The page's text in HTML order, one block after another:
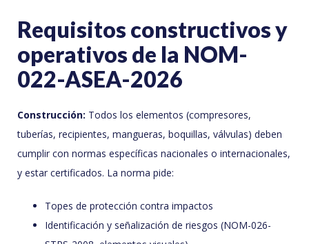
Requisitos constructivos y
operativos de la NOM-
022-ASEA-2026
Construcción: Todos los elementos (compresores,
tuberías, recipientes, mangueras, boquillas, válvulas) deben
cumplir con normas específicas nacionales o internacionales,
y estar certificados. La norma pide:
Topes de protección contra impactos
Identificación y señalización de riesgos (NOM-026-